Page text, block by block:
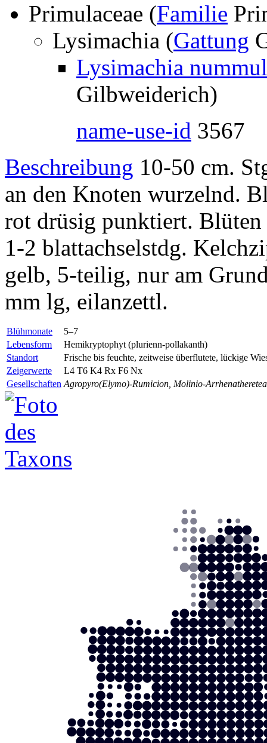
Primulaceae (Familie
Lysimachia (Gattung
Lysimachia
Gilbweiderich)
name-use-id 3567
Beschreibung 10-50 cm.
an den Knoten wurzelnd.
rot drüsig punktiert.
1-2 blattachselstdg.
gelb, 5-teilig, nur am
mm lg, eilanzettl.
Blühmonate
5–7
Lebensform
Hemikryptophyt (plurienn-pollakanth)
Standort
Frische bis feuchte, zeitweise überflutete, lückige
Zeigerwerte
L4 T6 K4 Rx F6 Nx
Gesellschaften Agropyro(Elymo)-Rumicion, Molinio-